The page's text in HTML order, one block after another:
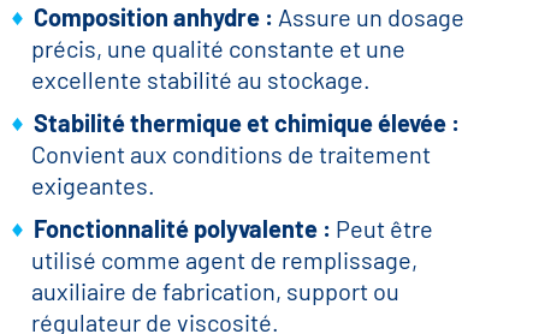
Composition anhydre : Assure un dosage
précis, une qualité constante et une
excellente stabilité au stockage.
Stabilité thermique et chimique élevée :
Convient aux conditions de traitement
exigeantes.
Fonctionnalité polyvalente : Peut être
utilisé comme agent de remplissage,
auxiliaire de fabrication, support ou
régulateur de viscosité.